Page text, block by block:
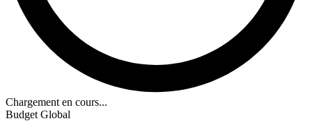
Chargement en cours...
Budget Global